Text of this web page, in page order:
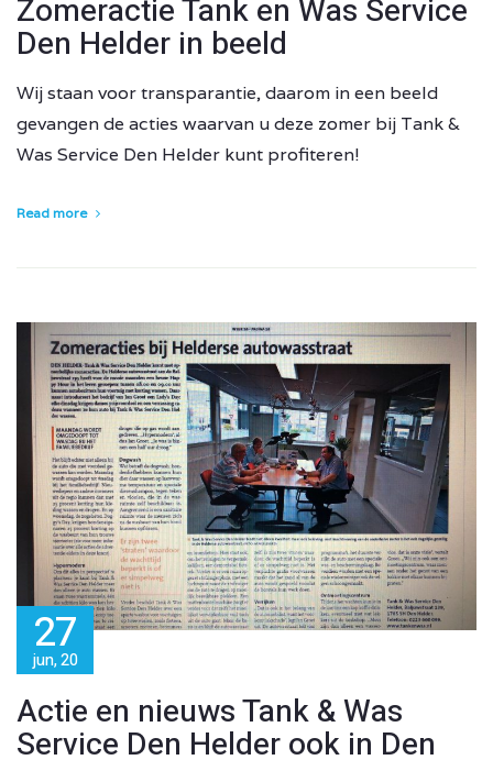
Zomeractie Tank en Was Service
Den Helder in beeld
Wij staan voor transparantie, daarom in een beeld
gevangen de acties waarvan u deze zomer bij Tank &
Was Service Den Helder kunt profiteren!
Read more
27
jun, 20
Actie en nieuws Tank & Was
Service Den Helder ook in Den